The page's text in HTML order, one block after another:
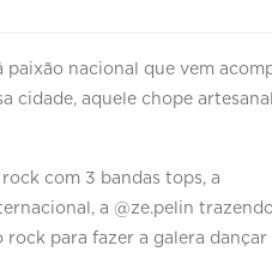
nacional que vem
cidade, aquele chope
com 3 bandas tops, a
a @ze.pelin
rock para fazer a galera